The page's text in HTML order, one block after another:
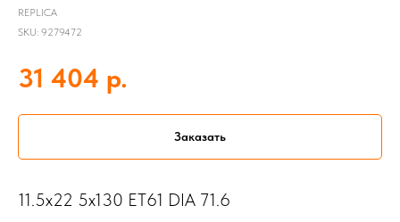
REPLICA
SKU: 9279472
31 404 р.
Заказать
11.5x22 5x130 ET61 DIA 71.6